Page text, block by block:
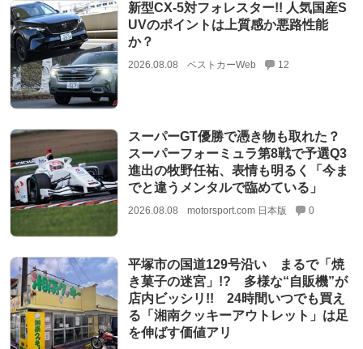
新型CX-5対フォレスター!! 人気国産S
UVのポイントは上質感か悪路性能
か？
2026.08.08 ベストカーWeb 12
スーパーGT優勝で憑き物も取れた？
スーパーフォーミュラ第8戦で予選Q3
進出の牧野任祐、表情も明るく「今ま
でと違うメンタルで臨めている」
2026.08.08 motorsport.com 日本版 0
平塚市の国道129号沿い まるで「焼
き菓子の迷宮」!? 多様な“自販機”が
店内ビッシリ!! 24時間いつでも買え
る「湘南クッキーアウトレット」は足
を伸ばす価値アリ